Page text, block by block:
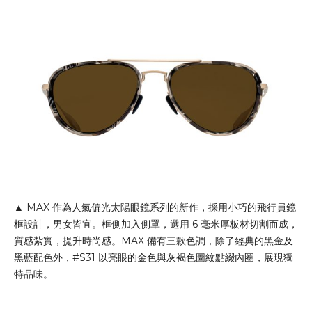
▲ MAX 作為人氣偏光太陽眼鏡系列的新作，採用小巧的飛行員鏡
框設計，男女皆宜。框側加入側罩，選用 6 毫米厚板材切割而成，
質感紮實，提升時尚感。MAX 備有三款色調，除了經典的黑金及
黑藍配色外，#S31 以亮眼的金色與灰褐色圖紋點綴內圈，展現獨
特品味。